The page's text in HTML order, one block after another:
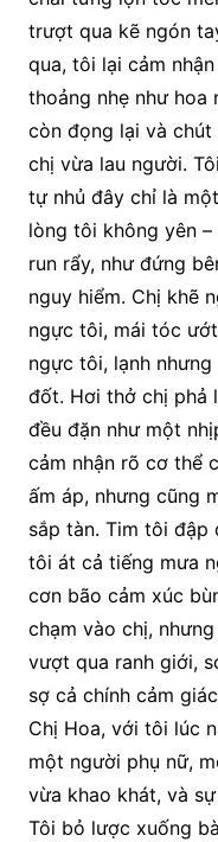
trượt qua kẽ ngón
qua, tôi lại cảm
thoảng nhẹ như hoa
còn đọng lại và
chị vừa lau người.
tự nhủ đây chỉ là
lòng tôi không yên
run rẩy, như đứng
nguy hiểm. Chị khẽ
ngực tôi, mái tóc
ngực tôi, lạnh
đốt. Hơi thở chị phả
đều đặn như một
cảm nhận rõ cơ thể
ấm áp, nhưng cũng
sắp tàn. Tim tôi đập
tôi át cả tiếng mưa
cơn bão cảm xúc
chạm vào chị,
vượt qua ranh giới,
sợ cả chính cảm
Chị Hoa, với tôi lúc
một người phụ nữ,
vừa khao khát, và
Tôi bỏ lược xuống